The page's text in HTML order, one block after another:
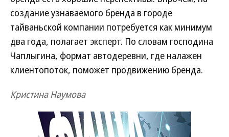
создание узнаваемого бренда в городе
тайваньской компании потребуется как минимум
два года, полагает эксперт. По словам господина
Чаплыгина, формат автодеревни, где налажен
клиентопоток, поможет продвижению бренда.
Кристина Наумова